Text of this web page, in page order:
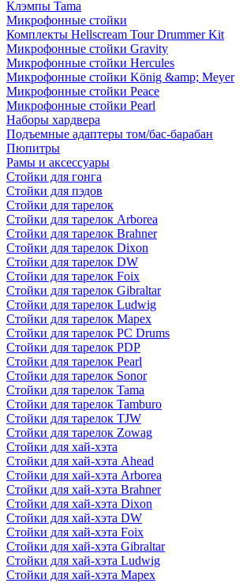
Клэмпы Tama
Микрофонные стойки
Комплекты Hellscream Tour Drummer Kit
Микрофонные стойки Gravity
Микрофонные стойки Hercules
Микрофонные стойки König &amp; Meyer
Микрофонные стойки Peace
Микрофонные стойки Pearl
Наборы хардвера
Подъемные адаптеры том/бас-барабан
Пюпитры
Рамы и аксессуары
Стойки для гонга
Стойки для пэдов
Стойки для тарелок
Стойки для тарелок Arborea
Стойки для тарелок Brahner
Стойки для тарелок Dixon
Стойки для тарелок DW
Стойки для тарелок Foix
Стойки для тарелок Gibraltar
Стойки для тарелок Ludwig
Стойки для тарелок Mapex
Стойки для тарелок PC Drums
Стойки для тарелок PDP
Стойки для тарелок Pearl
Стойки для тарелок Sonor
Стойки для тарелок Tama
Стойки для тарелок Tamburo
Стойки для тарелок TJW
Стойки для тарелок Zowag
Стойки для хай-хэта
Стойки для хай-хэта Ahead
Стойки для хай-хэта Arborea
Стойки для хай-хэта Brahner
Стойки для хай-хэта Dixon
Стойки для хай-хэта DW
Стойки для хай-хэта Foix
Стойки для хай-хэта Gibraltar
Стойки для хай-хэта Ludwig
Стойки для хай-хэта Mapex